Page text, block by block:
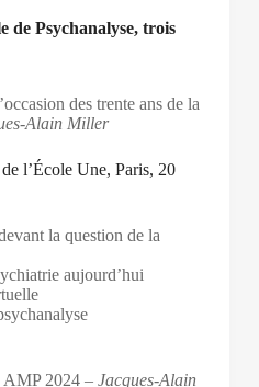
de Psychanalyse, trois
des trente ans de la
Alain Miller
l’École Une, Paris, 20
la question de la
aujourd’hui
AMP 2024 – Jacques-Alain